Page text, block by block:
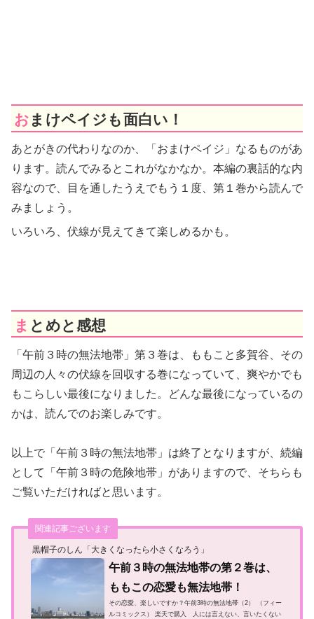
おまけペイジも面白い！
あとがきの代わりなのか、「おまけペイジ」なるものがあ
ります。読んでみるとこれがなかなか。本編の裏話的な内
容なので、目を通したうえでもう１度、第１巻から読んで
みましょう。
いろいろ、伏線が見えてきて楽しめるかも。
まとめと感想
「午前３時の無法地帯」第３巻は、ももこと多賀谷、その
周辺の人々の伏線を回収する巻になっていて、爽やかでも
もこらしい最後になりました。どんな最後になっているの
かは、読んでのお楽しみです。
以上で「午前３時の無法地帯」は終了となりますが、続編
として「午前３時の危険地帯」がありますので、そちらも
ご覧いただければと思います。
黒帽子のしん「大きくなったら小さくなろう」
関連記事ございます
午前３時の無法地帯の第２巻は、
ももこの恋愛も無法地帯！
その恋愛、楽しいですか？午前3時の無法地帯（2） （フィー
ルコミックス） 楽天で購入 人には言えない、言いたくない